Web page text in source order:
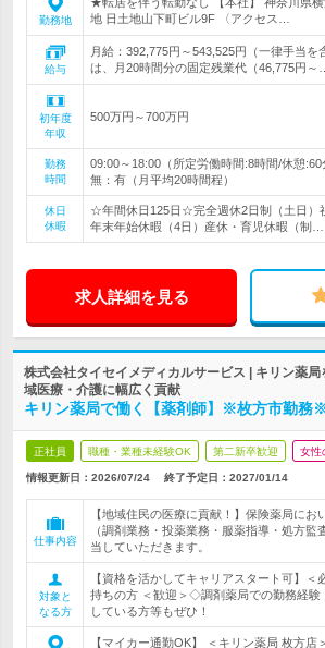
勤務地
地 日土地山下町ビル9F 〈アクセス…
給与
月給：392,775円～543,525円（一律手当
は、月20時間分の固定残業代（46,775円～…
初年度
年収
500万円～700万円
勤務
時間
09:00～18:00（所定労働時間:8時間/休憩
無：有（月平均20時間程）
休日
休暇
☆年間休日125日☆完全週休2日制（土日）
年末年始休暇（4日）産休・育児休暇（制…
求人詳細を見る
株式会社タイセイメディカルサービス | キリン薬
域医療・介護に幅広く貢献
キリン薬局で働く【薬剤師】※枚方市勤務
正社員 職種・業種未経験OK 第二新卒歓迎 女性
情報更新日：2026/07/24 終了予定日： 2027/01/14
仕事内容
【地域住民の医療に貢献！】保険薬局にお
（調剤業務・投薬業務・服薬指導・処方監
当していただきます。
対象と
なる方
【資格を活かしてキャリアスタート可】＜
持ちの方 ＜歓迎＞◇調剤薬局での勤務経
している方等もぜひ！
【マイカー通勤OK】 ＜キリン薬局 枚方店